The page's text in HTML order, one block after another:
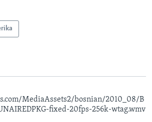
MediaAssets2/bosnian/2010_08/B
fixed-20fps-256k-wtag.wmv